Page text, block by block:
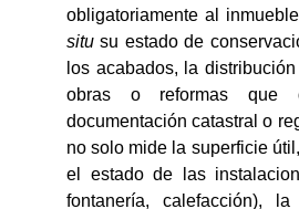
obligatoriamente al
situ su estado de
los acabados, la
obras o reformas que
documentación catastral o
no solo mide la superficie
el estado de las
fontanería, calefacción),